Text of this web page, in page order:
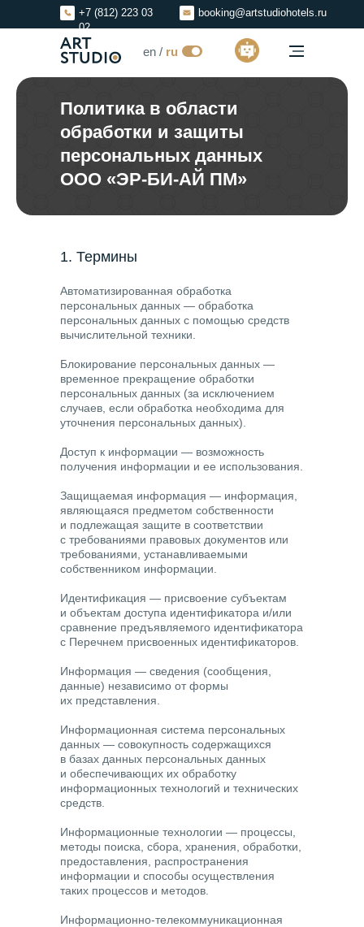
+7 (812) 223 03
02
booking@artstudiohotels.ru
en / ru
Политика в области
обработки и защиты
персональных данных
ООО «ЭР-БИ-АЙ ПМ»
1. Термины
Автоматизированная обработка
персональных данных — обработка
персональных данных с помощью средств
вычислительной техники.
Блокирование персональных данных —
временное прекращение обработки
персональных данных (за исключением
случаев, если обработка необходима для
уточнения персональных данных).
Доступ к информации — возможность
получения информации и ее использования.
Защищаемая информация — информация,
являющаяся предметом собственности
и подлежащая защите в соответствии
с требованиями правовых документов или
требованиями, устанавливаемыми
собственником информации.
Идентификация — присвоение субъектам
и объектам доступа идентификатора и/или
сравнение предъявляемого идентификатора
с Перечнем присвоенных идентификаторов.
Информация — сведения (сообщения,
данные) независимо от формы
их представления.
Информационная система персональных
данных — совокупность содержащихся
в базах данных персональных данных
и обеспечивающих их обработку
информационных технологий и технических
средств.
Информационные технологии — процессы,
методы поиска, сбора, хранения, обработки,
предоставления, распространения
информации и способы осуществления
таких процессов и методов.
Информационно-телекоммуникационная